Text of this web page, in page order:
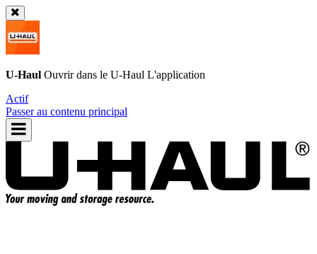
U-Haul Ouvrir dans le U-Haul L'application
Actif
Passer au contenu principal